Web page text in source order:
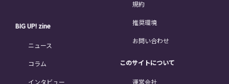
BIG UP! zine
ニュース
コラム
インタビュー
規約
推奨環境
お問い合わせ
このサイトについて
運営会社